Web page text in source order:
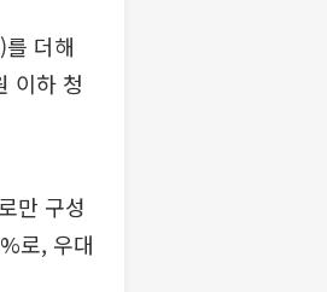
더해
이하 청
만 구성
로, 우대